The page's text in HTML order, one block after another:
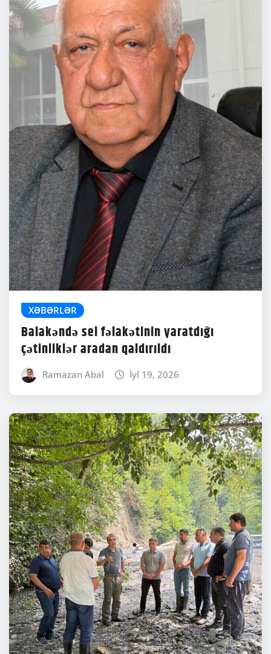
XƏBƏRLƏR
Balakəndə sel fəlakətinin yaratdığı
çətinliklər aradan qaldırıldı
Ramazan Abal İyl 19, 2026